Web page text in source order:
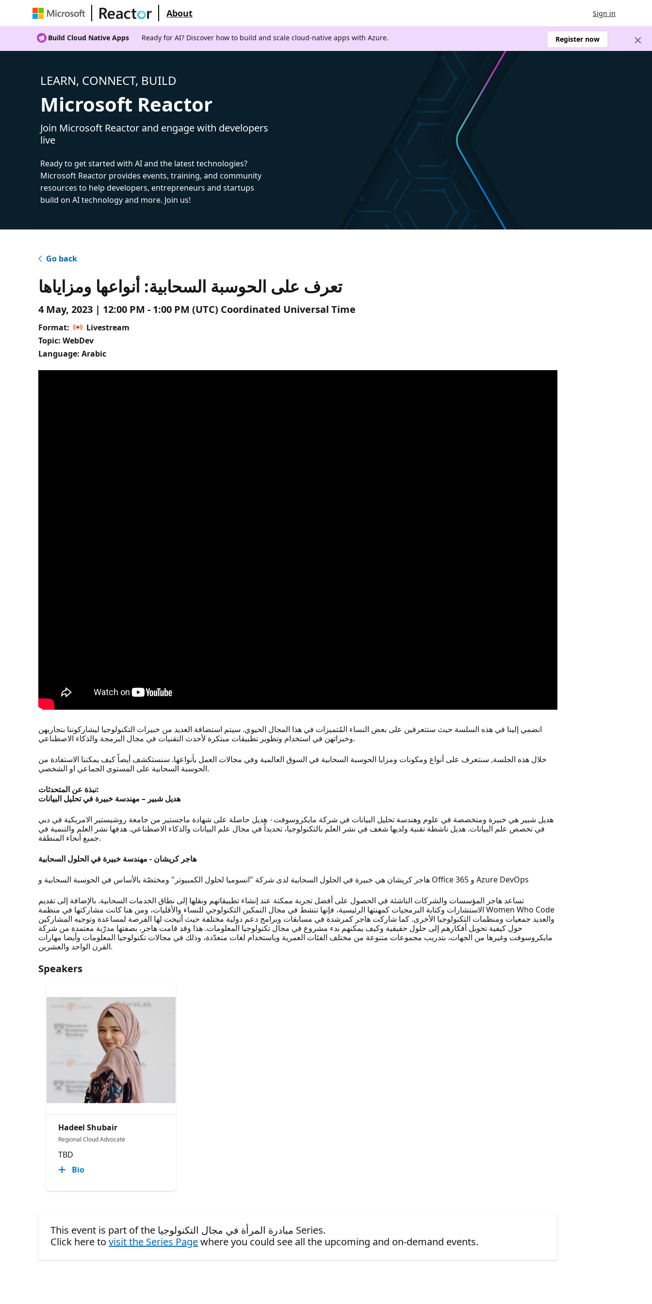
About Sign in
Build Cloud Native Apps Ready for AI? Discover how to build and scale cloud-native apps with Azure. Register now
LEARN, CONNECT, BUILD
Microsoft Reactor
Join Microsoft Reactor and engage with developers
live
Ready to get started with AI and the latest technologies?
Microsoft Reactor provides events, training, and community
resources to help developers, entrepreneurs and startups
build on AI technology and more. Join us!
Go back
تعرف على الحوسبة السحابية: أنواعها ومزاياها
4 May, 2023 | 12:00 PM - 1:00 PM (UTC) Coordinated Universal Time
Format:
Livestream
Topic: WebDev
Language: Arabic
انضمي إلينا في هذه السلسة حيث ستتعرفين على بعض النساء المُتميزات في هذا المجال الحيوي. سيتم استضافة العديد من خبيرات التكنولوجيا ليشاركوننا بتجاربهن
وخبراتهن في استخدام وتطوير تطبيقات مبتكرة لأحدث التقنيات في مجال البرمجة والذكاء الاصطناعي.
خلال هذه الجلسة, سنتعرف على أنواع ومكونات ومزايا الحوسبة السحابية في السوق العالمية وفي مجالات العمل بأنواعها. سنستكشف أيضاً كيف يمكننا الاستفادة من
الحوسبة السحابية على المستوى الجماعي او الشخصي.
نبذة عن المتحدثات:
هديل شبير – مهندسة خبيرة في تحليل البيانات
هديل شبير هي خبيرة ومتخصصة في علوم وهندسة تحليل البيانات في شركة مايكروسوفت٠ هديل حاصلة على شهادة ماجستير من جامعة روشيستير الامريكية في دبي
في تخصص علم البيانات. هديل ناشطة تقنية ولديها شغف في نشر العلم بالتكنولوجيا، تحديداً في مجال علم البيانات والذكاء الاصطناعي. هدفها نشر العلم والتنمية في
جميع أنحاء المنطقة.
هاجر كريشان - مهندسة خبيرة في الحلول السحابية
هاجر كريشان هي خبيرة في الحلول السحابية لدى شركة "انسوميا لحلول الكمبيوتر" ومختصّة بالأساس في الحوسبة السحابية و Office 365 و Azure DevOps
تساعد هاجر المؤسسات والشركات الناشئة في الحصول على أفضل تجربة ممكنة عند إنشاء تطبيقاتهم ونقلها إلى نطاق الخدمات السحابية. بالإضافة إلى تقديم
الاستشارات وكتابة البرمجيات كمهنتها الرئيسية، فإنها تنشط في مجال التمكين التكنولوجي للنساء والأقليات، ومن هنا كانت مشاركتها في منظمة Women Who Code
والعديد جمعيات ومنظمات التكنولوجيا الأخرى. كما شاركت هاجر كمرشدة في مسابقات وبرامج دعم دولية مختلفة حيث أتيحت لها الفرصة لمساعدة وتوجيه المشاركين
حول كيفية تحويل أفكارهم إلى حلول حقيقية وكيف يمكنهم بدء مشروع في مجال تكنولوجيا المعلومات. هذا وقد قامت هاجر، بصفتها مدرّبة معتمدة من شركة
مايكروسوفت وغيرها من الجهات، بتدريب مجموعات متنوعة من مختلف الفئات العمرية وباستخدام لغات متعدّدة، وذلك في مجالات تكنولوجيا المعلومات وأيضا مهارات
القرن الواحد والعشرين.
Speakers
Hadeel Shubair
Regional Cloud Advocate
TBD
Bio
This event is part of the مبادرة المرأة في مجال التكنولوجيا Series.
Click here tovisit the Series Pagewhere you could see all the upcoming and on-demand events.